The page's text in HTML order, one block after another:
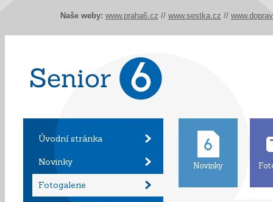
Úvodní stránka
Novinky
Fotogalerie
Novinky
Naše weby: www.praha6.cz // www.sestka.cz //